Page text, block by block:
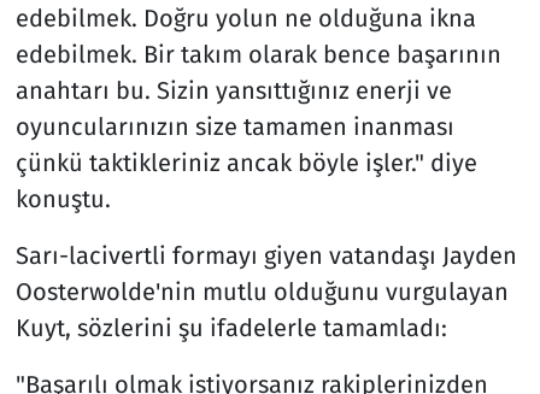
edebilmek. Doğru yolun ne olduğuna ikna
edebilmek. Bir takım olarak bence başarının
anahtarı bu. Sizin yansıttığınız enerji ve
oyuncularınızın size tamamen inanması
çünkü taktikleriniz ancak böyle işler." diye
konuştu.
Sarı-lacivertli formayı giyen vatandaşı Jayden
Oosterwolde'nin mutlu olduğunu vurgulayan
Kuyt, sözlerini şu ifadelerle tamamladı:
"Başarılı olmak istiyorsanız rakiplerinizden